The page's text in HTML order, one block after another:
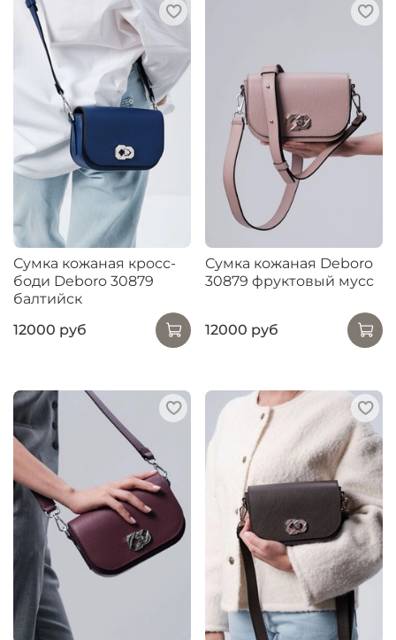
Сумка кожаная кросс-
боди Deboro 30879
балтийск
12000 руб
Сумка кожаная Deboro
30879 фруктовый мусс
12000 руб